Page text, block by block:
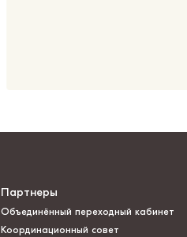
Партнеры
Объединённый переходный кабинет
Координационный совет